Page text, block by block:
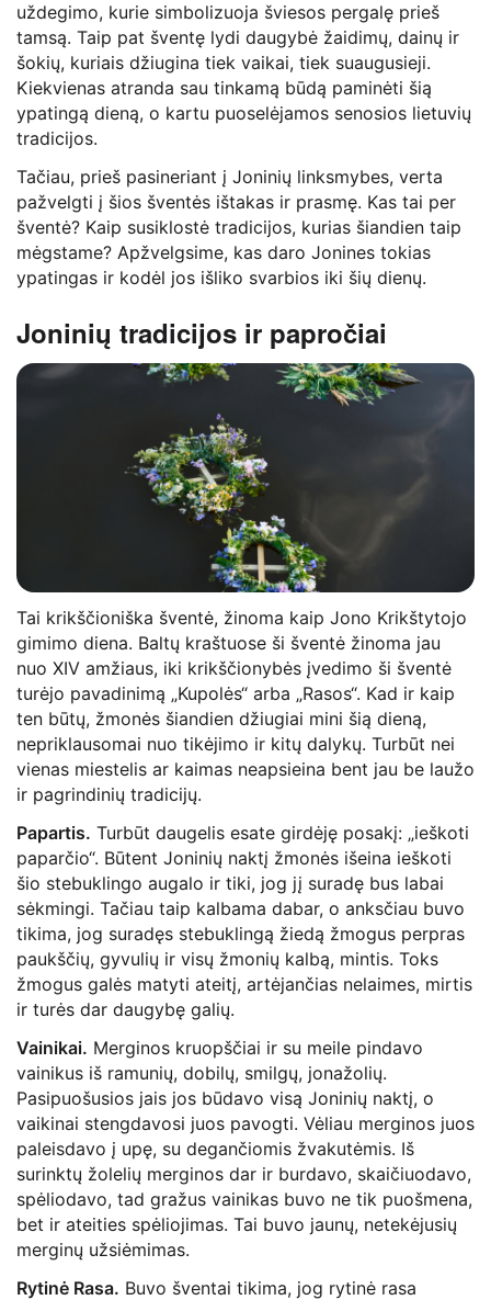
uždegimo, kurie simbolizuoja šviesos pergalę prieš
tamsą. Taip pat šventę lydi daugybė žaidimų, dainų ir
šokių, kuriais džiugina tiek vaikai, tiek suaugusieji.
Kiekvienas atranda sau tinkamą būdą paminėti šią
ypatingą dieną, o kartu puoselėjamos senosios lietuvių
tradicijos.
Tačiau, prieš pasineriant į Joninių linksmybes, verta
pažvelgti į šios šventės ištakas ir prasmę. Kas tai per
šventė? Kaip susiklostė tradicijos, kurias šiandien taip
mėgstame? Apžvelgsime, kas daro Jonines tokias
ypatingas ir kodėl jos išliko svarbios iki šių dienų.
Joninių tradicijos ir papročiai
Tai krikščioniška šventė, žinoma kaip Jono Krikštytojo
gimimo diena. Baltų kraštuose ši šventė žinoma jau
nuo XIV amžiaus, iki krikščionybės įvedimo ši šventė
turėjo pavadinimą „Kupolės“ arba „Rasos“. Kad ir kaip
ten būtų, žmonės šiandien džiugiai mini šią dieną,
nepriklausomai nuo tikėjimo ir kitų dalykų. Turbūt nei
vienas miestelis ar kaimas neapsieina bent jau be laužo
ir pagrindinių tradicijų.
Papartis. Turbūt daugelis esate girdėję posakį: „ieškoti
paparčio“. Būtent Joninių naktį žmonės išeina ieškoti
šio stebuklingo augalo ir tiki, jog jį suradę bus labai
sėkmingi. Tačiau taip kalbama dabar, o anksčiau buvo
tikima, jog suradęs stebuklingą žiedą žmogus perpras
paukščių, gyvulių ir visų žmonių kalbą, mintis. Toks
žmogus galės matyti ateitį, artėjančias nelaimes, mirtis
ir turės dar daugybę galių.
Vainikai. Merginos kruopščiai ir su meile pindavo
vainikus iš ramunių, dobilų, smilgų, jonažolių.
Pasipuošusios jais jos būdavo visą Joninių naktį, o
vaikinai stengdavosi juos pavogti. Vėliau merginos juos
paleisdavo į upę, su degančiomis žvakutėmis. Iš
surinktų žolelių merginos dar ir burdavo, skaičiuodavo,
spėliodavo, tad gražus vainikas buvo ne tik puošmena,
bet ir ateities spėliojimas. Tai buvo jaunų, netekėjusių
merginų užsiėmimas.
Rytinė Rasa. Buvo šventai tikima, jog rytinė rasa